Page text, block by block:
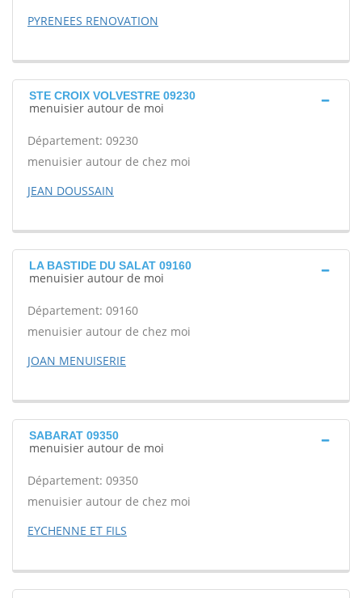
PYRENEES RENOVATION
STE CROIX VOLVESTRE 09230
menuisier autour de moi
Département: 09230
menuisier autour de chez moi
JEAN DOUSSAIN
LA BASTIDE DU SALAT 09160
menuisier autour de moi
Département: 09160
menuisier autour de chez moi
JOAN MENUISERIE
SABARAT 09350
menuisier autour de moi
Département: 09350
menuisier autour de chez moi
EYCHENNE ET FILS